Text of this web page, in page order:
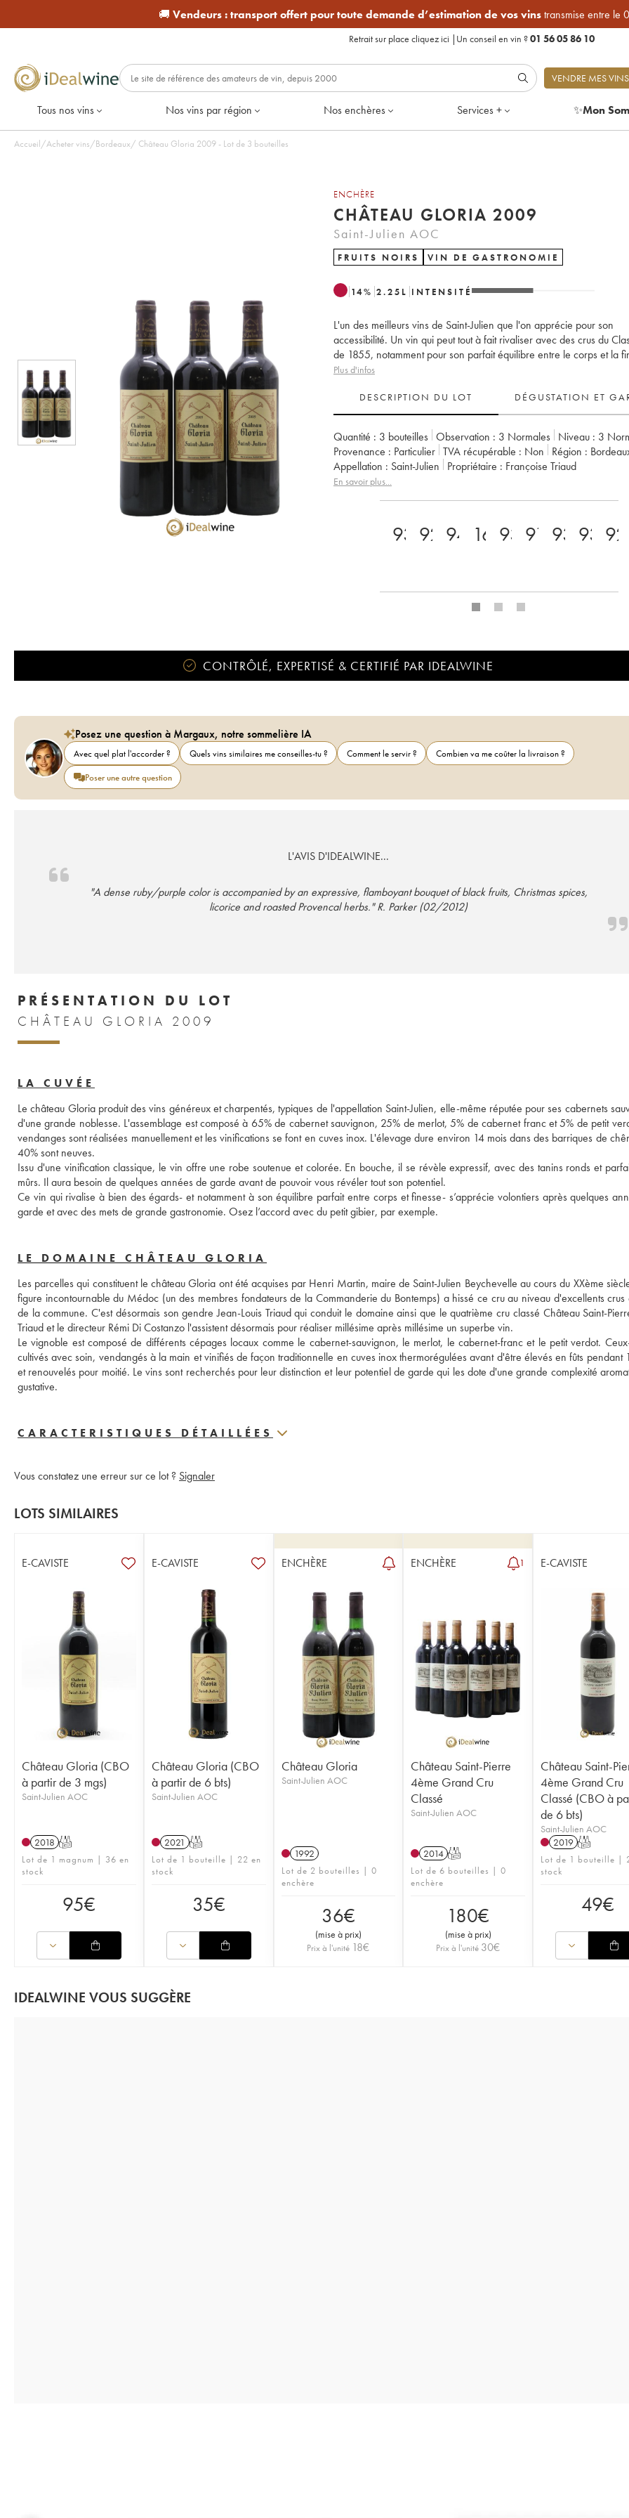
🚚 Vendeurs :transport offert pour toute demande d’estimation de vos vinstransmise entre le
Retrait sur place cliquez ici | Un conseil en vin ?01 56 05 86 10
VENDRE MES VINS
Tous nos vins Nos vins par région Nos enchères Services + ✨Mon
Accueil/Acheter vins/Bordeaux/ Château Gloria 2009 - Lot de 3 bouteilles
ENCHÈRE
CHÂTEAU GLORIA 2009
Saint-Julien AOC
FRUITS NOIRS VIN DE GASTRONOMIE
14% 2.25 L INTENSITÉ
L'un des meilleurs vins de Saint-Julien que l'on apprécie pour son
accessibilité. Un vin qui peut tout à fait rivaliser avec des crus du
de 1855, notamment pour son parfait équilibre entre le corps et la
Plus d'infos
DESCRIPTION DU LOT DÉGUSTATION ET
Quantité : 3 bouteilles Observation : 3 Normales Niveau : 3
Provenance : particulier TVA récupérable : non Région :
Appellation :
Saint-Julien Propriétaire : Françoise Triaud
En savoir plus...
93 92 94 16.5
93 91 93 93 92
CONTRÔLÉ, EXPERTISÉ & CERTIFIÉ PAR IDEALWINE
Posez une question à Margaux, notre sommelière IA
Avec quel plat l'accorder ? Quels vins similaires me conseilles-tu ? Comment le servir ?
Combien va me coûter la livraison ?
Poser une autre question
L'AVIS D'IDEALWINE...
"A dense ruby/purple color is accompanied by an expressive, flamboyant bouquet of black fruits, Christmas spices,
licorice and roasted Provencal herbs." R. Parker (02/2012)
PRÉSENTATION DU LOT
CHÂTEAU GLORIA 2009
LA CUVÉE
Le château Gloria produit des vins généreux et charpentés, typiques de l'appellation Saint-Julien, elle-même réputée pour ses cabernets
d'une grande noblesse. L'assemblage est composé à 65% de cabernet sauvignon, 25% de merlot, 5% de cabernet franc et 5% de petit
vendanges sont réalisées manuellement et les vinifications se font en cuves inox. L'élevage dure environ 14 mois dans des barriques de
40% sont neuves.
Issu d'une vinification classique, le vin offre une robe soutenue et colorée. En bouche, il se révèle expressif, avec des tanins ronds et
mûrs. Il aura besoin de quelques années de garde avant de pouvoir vous révéler tout son potentiel.
Ce vin qui rivalise à bien des égards- et notamment à son équilibre parfait entre corps et finesse- s’apprécie volontiers après quelques
garde et avec des mets de grande gastronomie. Osez l’accord avec du petit gibier, par exemple.
LE DOMAINE CHÂTEAU GLORIA
Les parcelles qui constituent le château Gloria ont été acquises par Henri Martin, maire de Saint-Julien Beychevelle au cours du XXème
figure incontournable du Médoc (un des membres fondateurs de la Commanderie du Bontemps) a hissé ce cru au niveau d'excellents crus
de la commune. C'est désormais son gendre Jean-Louis Triaud qui conduit le domaine ainsi que le quatrième cru classé Château Saint-
Triaud et le directeur Rémi Di Costanzo l'assistent désormais pour réaliser millésime après millésime un superbe vin.
Le vignoble est composé de différents cépages locaux comme le cabernet-sauvignon, le merlot, le cabernet-franc et le petit verdot.
cultivés avec soin, vendangés à la main et vinifiés de façon traditionnelle en cuves inox thermorégulées avant d'être élevés en fûts pendant
et renouvelés pour moitié. Le vins sont recherchés pour leur distinction et leur potentiel de garde qui les dote d'une grande complexité
gustative.
CARACTERISTIQUES DÉTAILLÉES
Vous constatez une erreur sur ce lot ? Signaler
LOTS SIMILAIRES
E-CAVISTE
Château Gloria (CBO
à partir de 3 mgs)
Saint-Julien AOC
2018 T
Lot de 1 magnum | 36 en
stock
95€
E-CAVISTE
Château Gloria (CBO
à partir de 6 bts)
Saint-Julien AOC
2021 T
Lot de 1 bouteille | 22 en
stock
35€
ENCHÈRE
Château Gloria
Saint-Julien AOC
1992
Lot de 2 bouteilles | 0
enchère
36€
(mise à prix)
Prix à l'unité 18€
ENCHÈRE 1
Château Saint-Pierre
4ème Grand Cru
Classé
Saint-Julien AOC
2014 T
Lot de 6 bouteilles | 0
enchère
180€
(mise à prix)
Prix à l'unité 30€
E-CAVISTE
Château Saint-
4ème Grand Cru
Classé (CBO à
de 6 bts)
Saint-Julien AOC
2019 T
Lot de 1 bouteille |
stock
49€
IDEALWINE VOUS SUGGÈRE